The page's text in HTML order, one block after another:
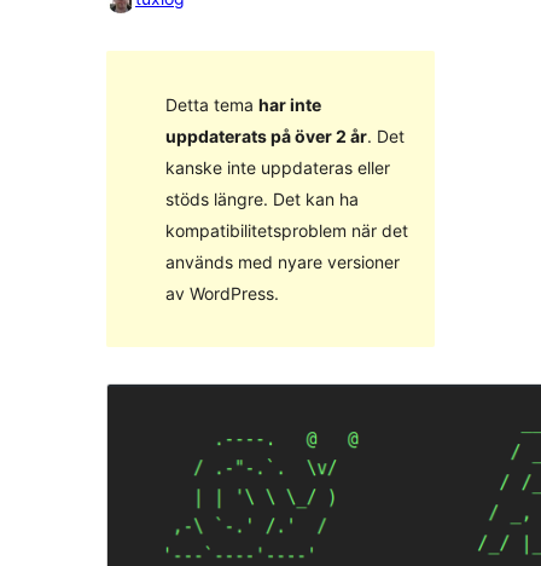
Detta tema har inte
uppdaterats på över 2 år. Det
kanske inte uppdateras eller
stöds längre. Det kan ha
kompatibilitetsproblem när det
används med nyare versioner
av WordPress.